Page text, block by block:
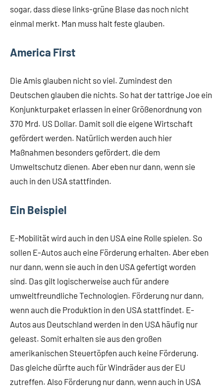
sogar, dass diese links-grüne Blase das noch nicht
einmal merkt. Man muss halt feste glauben.
America First
Die Amis glauben nicht so viel. Zumindest den
Deutschen glauben die nichts. So hat der tattrige Joe ein
Konjunkturpaket erlassen in einer Größenordnung von
370 Mrd. US Dollar. Damit soll die eigene Wirtschaft
gefördert werden. Natürlich werden auch hier
Maßnahmen besonders gefördert, die dem
Umweltschutz dienen. Aber eben nur dann, wenn sie
auch in den USA stattfinden.
Ein Beispiel
E-Mobilität wird auch in den USA eine Rolle spielen. So
sollen E-Autos auch eine Förderung erhalten. Aber eben
nur dann, wenn sie auch in den USA gefertigt worden
sind. Das gilt logischerweise auch für andere
umweltfreundliche Technologien. Förderung nur dann,
wenn auch die Produktion in den USA stattfindet. E-
Autos aus Deutschland werden in den USA häufig nur
geleast. Somit erhalten sie aus den großen
amerikanischen Steuertöpfen auch keine Förderung.
Das gleiche dürfte auch für Windräder aus der EU
zutreffen. Also Förderung nur dann, wenn auch in USA